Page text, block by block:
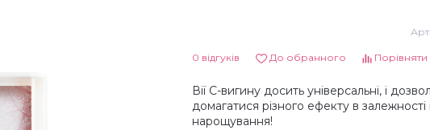
0 відгуків До обранного Порівняти
Вії С-вигину досить універсальні, і
домагатися різного ефекту в залежності
нарощування!